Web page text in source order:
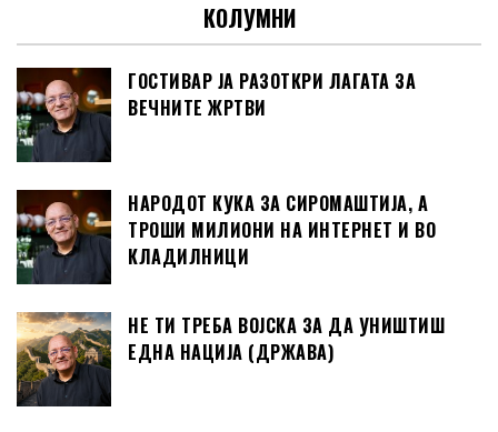
КОЛУМНИ
ГОСТИВАР ЈА РАЗОТКРИ ЛАГАТА ЗА
ВЕЧНИТЕ ЖРТВИ
НАРОДОТ КУКА ЗА СИРОМАШТИЈА, А
ТРОШИ МИЛИОНИ НА ИНТЕРНЕТ И ВО
КЛАДИЛНИЦИ
НЕ ТИ ТРЕБА ВОЈСКА ЗА ДА УНИШТИШ
ЕДНА НАЦИЈА (ДРЖАВА)